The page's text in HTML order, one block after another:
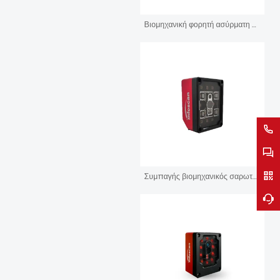
Βιομηχανική φορητή ασύρματη συσκευή ανάγνωσης γραμμωτού κώδικα BT
Συμπαγής βιομηχανικός σαρωτής γραμμωτού κώδικα αυτόματης εστίασης